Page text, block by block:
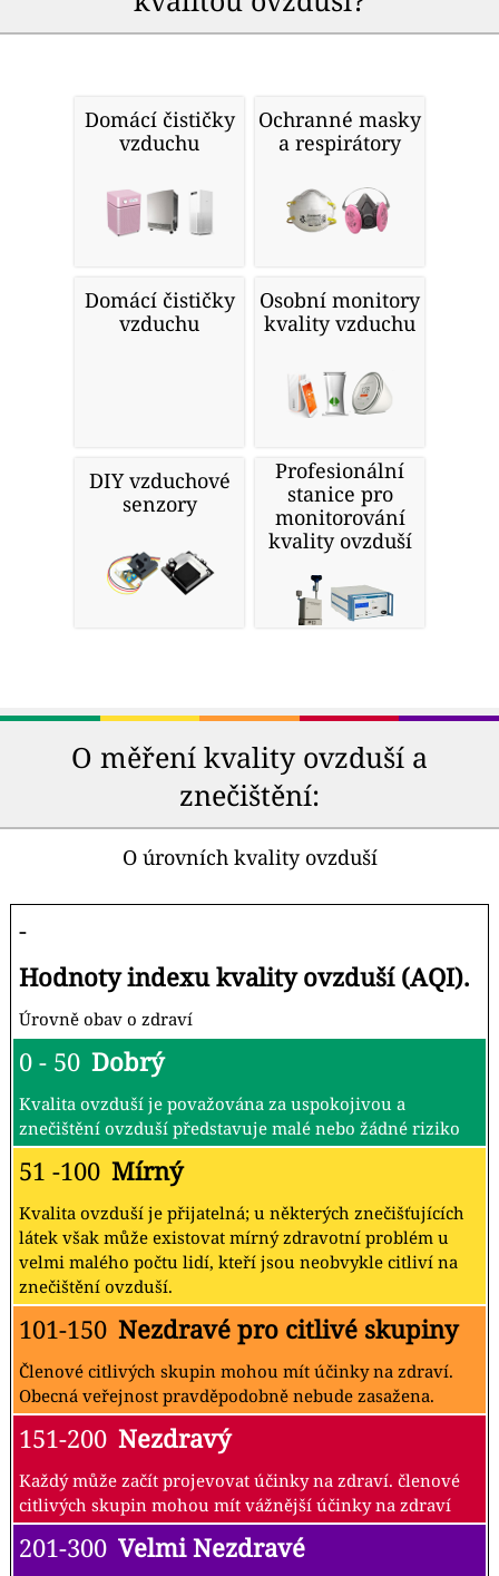
Domácí čističky
vzduchu
Ochranné masky
a respirátory
Domácí čističky
vzduchu
Osobní monitory
kvality vzduchu
DIY vzduchové
senzory
Profesionální
stanice pro
monitorování
kvality ovzduší
O měření kvality ovzduší a
znečištění:
O úrovních kvality ovzduší
-
Hodnoty indexu kvality ovzduší (AQI).
Úrovně obav o zdraví
0 - 50 Dobrý
Kvalita ovzduší je považována za uspokojivou a
znečištění ovzduší představuje malé nebo žádné riziko
51 -100 Mírný
Kvalita ovzduší je přijatelná; u některých znečišťujících
látek však může existovat mírný zdravotní problém u
velmi malého počtu lidí, kteří jsou neobvykle citliví na
znečištění ovzduší.
101-150 Nezdravé pro citlivé skupiny
Členové citlivých skupin mohou mít účinky na zdraví.
Obecná veřejnost pravděpodobně nebude zasažena.
151-200 Nezdravý
Každý může začít projevovat účinky na zdraví. členové
citlivých skupin mohou mít vážnější účinky na zdraví
201-300 Velmi Nezdravé